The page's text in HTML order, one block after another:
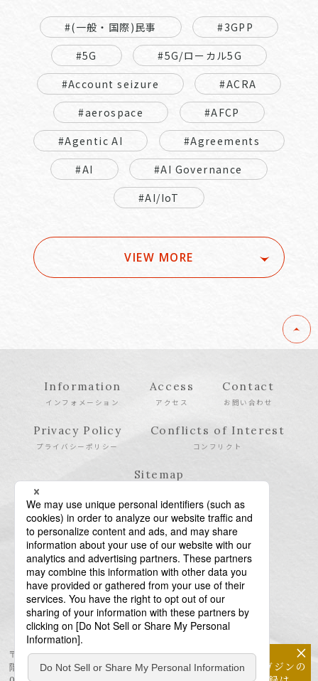
#(一般・国際)民事
#3GPP
#5G
#5G/ローカル5G
#Account seizure
#ACRA
#aerospace
#AFCP
#Agentic AI
#Agreements
#AI
#AI Governance
#AI/IoT
VIEW MORE
Information
インフォメーション
Access
アクセス
Contact
お問い合わせ
Privacy Policy
プライバシーポリシー
Conflicts of Interest
コンフリクト
Sitemap
〒106-6123 東京都港区六本木6-10-1 六本木ヒルズ森タワー23
階
×
メールマガジンの